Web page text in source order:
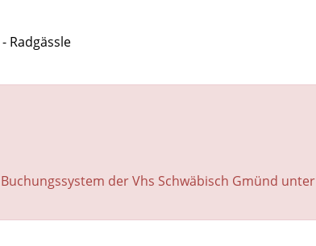
Radgässle
der Vhs Schwäbisch Gmünd unter